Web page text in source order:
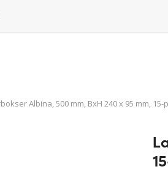
Albina, 500 mm, BxH 240 x 95 mm, 15-